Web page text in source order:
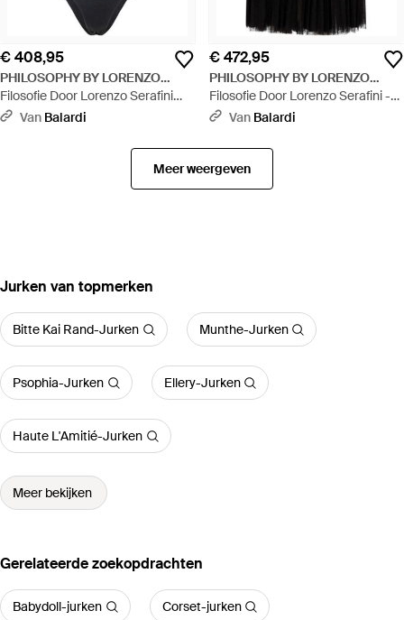
€ 408,95
PHILOSOPHY BY LORENZO
SERAFINI
Filosofie Door Lorenzo Serafini
Sea Clothing Black - Wit
Van Balardi
€ 472,95
PHILOSOPHY BY LORENZO
SERAFINI
Filosofie Door Lorenzo Serafini -
rokken Zwart - Zwart
Van Balardi
Meer weergeven
‪Jurken‬ van topmerken
Bitte Kai Rand-Jurken Munthe-Jurken
Psophia-Jurken Ellery-Jurken
Haute L'Amitié-Jurken
Meer bekijken
Gerelateerde zoekopdrachten
Babydoll-jurken Corset-jurken